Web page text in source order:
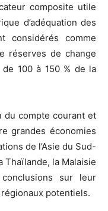
composite utile
d’adéquation des
considérés comme
réserves de change
100 à 150 % de la
du compte courant et
grandes économies
de l’Asie du Sud-
Thaïlande, la Malaisie
sur leur
potentiels.